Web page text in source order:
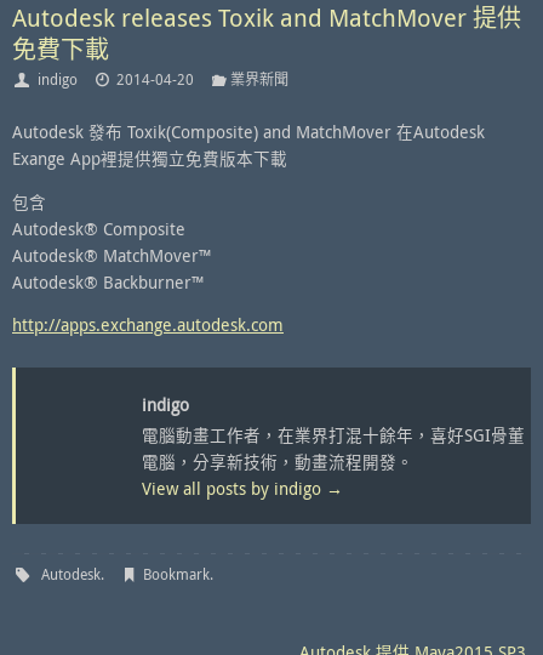
Autodesk releases Toxik and MatchMover 提供
免費下載
indigo 2014-04-20 業界新聞
Autodesk 發布 Toxik(Composite) and MatchMover 在Autodesk
Exange App裡提供獨立免費版本下載
包含
Autodesk® Composite
Autodesk® MatchMover™
Autodesk® Backburner™
http://apps.exchange.autodesk.com
indigo
電腦動畫工作者，在業界打混十餘年，喜好SGI骨董
電腦，分享新技術，動畫流程開發。
View all posts by indigo →
Autodesk. Bookmark.